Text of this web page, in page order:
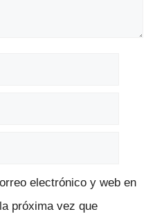
electrónico y web en
próxima vez que